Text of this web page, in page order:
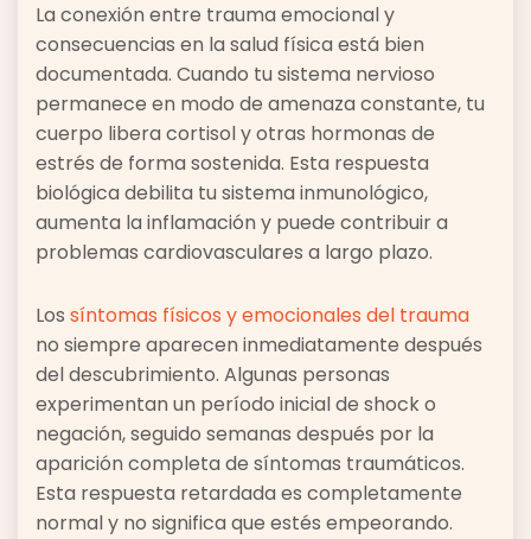
La conexión entre trauma emocional y
consecuencias en la salud física está bien
documentada. Cuando tu sistema nervioso
permanece en modo de amenaza constante, tu
cuerpo libera cortisol y otras hormonas de
estrés de forma sostenida. Esta respuesta
biológica debilita tu sistema inmunológico,
aumenta la inflamación y puede contribuir a
problemas cardiovasculares a largo plazo.
Los síntomas físicos y emocionales del trauma
no siempre aparecen inmediatamente después
del descubrimiento. Algunas personas
experimentan un período inicial de shock o
negación, seguido semanas después por la
aparición completa de síntomas traumáticos.
Esta respuesta retardada es completamente
normal y no significa que estés empeorando.